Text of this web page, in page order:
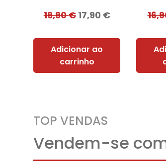
19,90€ 17,90 €
Adicionar ao
carrinho
TOP VENDAS
Vendem-se